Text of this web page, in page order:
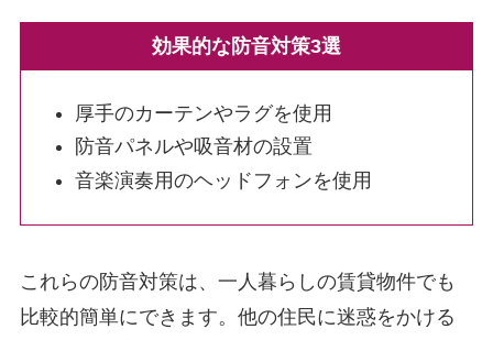
効果的な防音対策3選
厚手のカーテンやラグを使用
防音パネルや吸音材の設置
音楽演奏用のヘッドフォンを使用
これらの防音対策は、一人暮らしの賃貸物件でも
比較的簡単にできます。他の住民に迷惑をかける